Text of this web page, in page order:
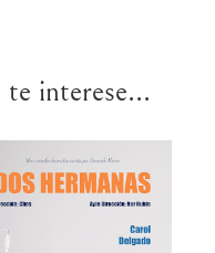
te interese...